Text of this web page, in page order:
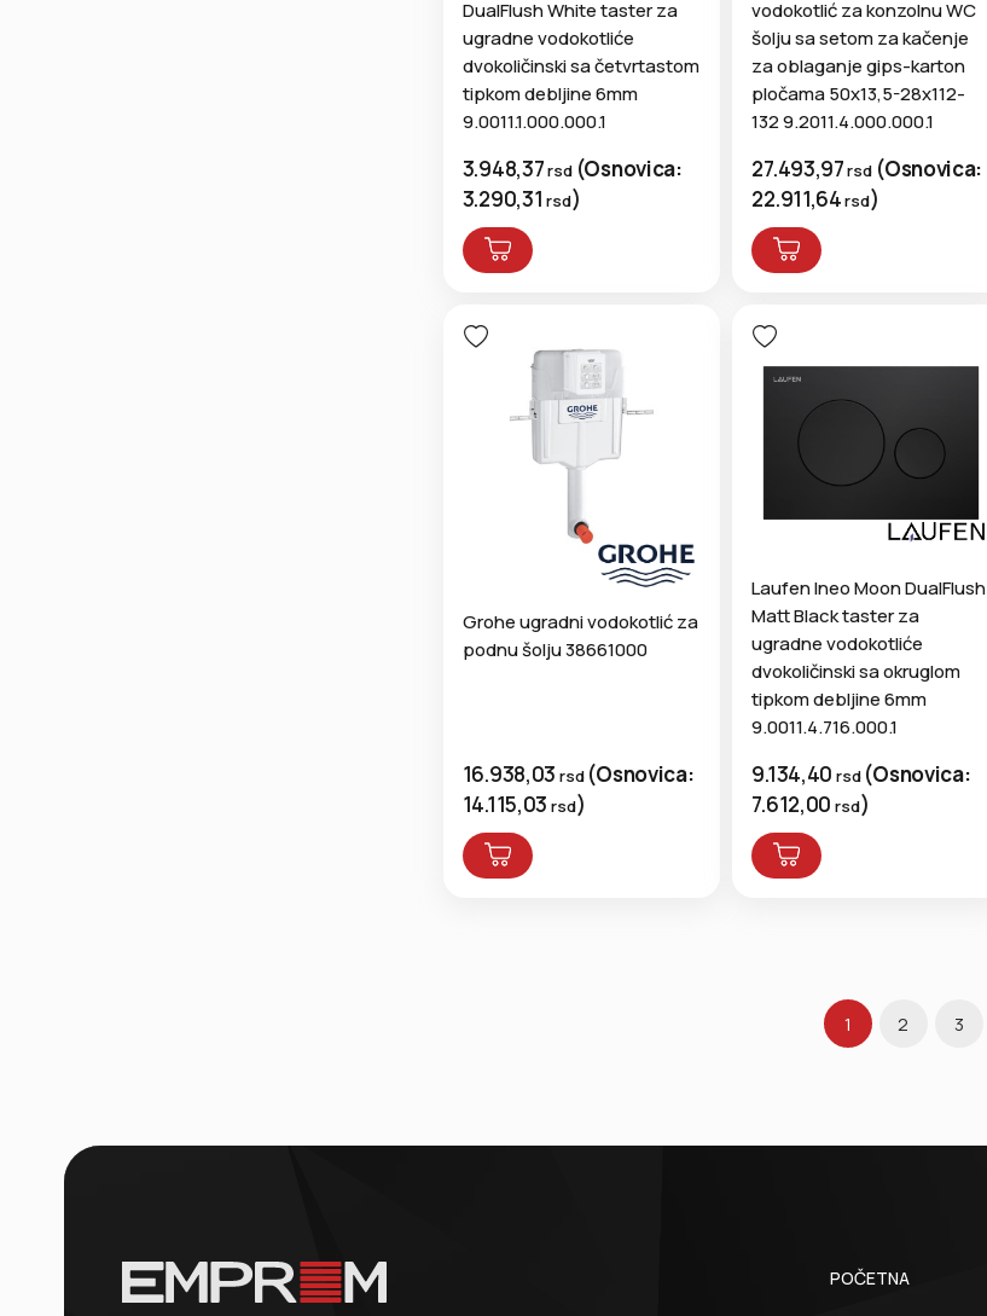
DualFlush White taster za
ugradne vodokotliće
dvokoličinski sa četvrtastom
tipkom debljine 6mm
9.0011.1.000.000.1
3.948,37rsd (Osnovica:
3.290,31rsd)
vodokotlić za konzolnu WC
šolju sa setom za kačenje
za oblaganje gips-karton
pločama 50x13,5-28x112-
132 9.2011.4.000.000.1
27.493,97rsd (Osnovica:
22.911,64rsd)
Grohe ugradni vodokotlić za
podnu šolju 38661000
16.938,03 rsd (Osnovica:
14.115,03 rsd)
Laufen Ineo Moon DualFlush
Matt Black taster za
ugradne vodokotliće
dvokoličinski sa okruglom
tipkom debljine 6mm
9.0011.4.716.000.1
9.134,40 rsd (Osnovica:
7.612,00 rsd)
1 2 3
POČETNA